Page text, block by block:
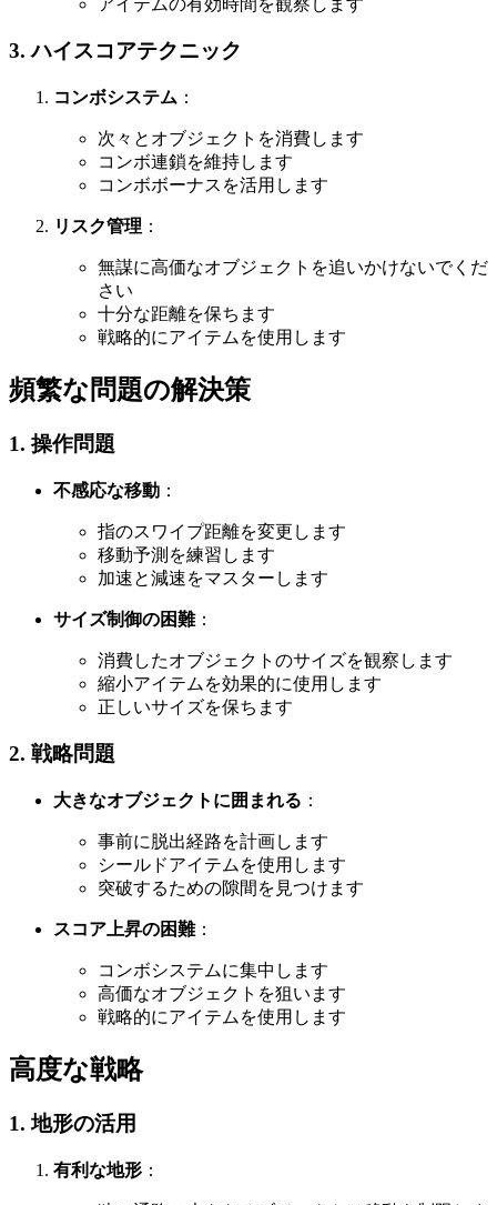
3. ハイスコアテクニック
コンボシステム ：
次々とオブジェクトを消費します
コンボ連鎖を維持します
コンボボーナスを活用します
リスク管理 ：
無謀に高価なオブジェクトを追いかけないでくだ
さい
十分な距離を保ちます
戦略的にアイテムを使用します
頻繁な問題の解決策
1. 操作問題
不感応な移動 ：
指のスワイプ距離を変更します
移動予測を練習します
加速と減速をマスターします
サイズ制御の困難：
消費したオブジェクトのサイズを観察します
縮小アイテムを効果的に使用します
正しいサイズを保ちます
2. 戦略問題
大きなオブジェクトに囲まれる ：
事前に脱出経路を計画します
シールドアイテムを使用します
突破するための隙間を見つけます
スコア上昇の困難：
コンボシステムに集中します
高価なオブジェクトを狙います
戦略的にアイテムを使用します
高度な戦略
1. 地形の活用
有利な地形 ：